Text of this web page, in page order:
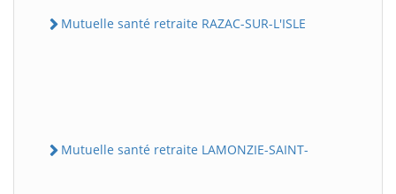
Mutuelle santé retraite RAZAC-SUR-L'ISLE
Mutuelle santé retraite LAMONZIE-SAINT-